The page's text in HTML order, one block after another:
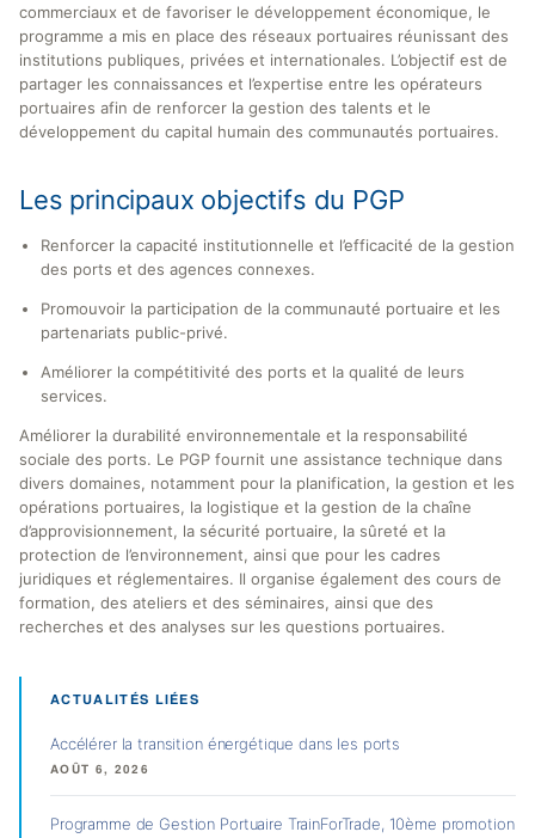
commerciaux et de favoriser le développement économique, le
programme a mis en place des réseaux portuaires réunissant des
institutions publiques, privées et internationales. L’objectif est de
partager les connaissances et l’expertise entre les opérateurs
portuaires afin de renforcer la gestion des talents et le
développement du capital humain des communautés portuaires.
Les principaux objectifs du PGP
Renforcer la capacité institutionnelle et l’efficacité de la gestion
des ports et des agences connexes.
Promouvoir la participation de la communauté portuaire et les
partenariats public-privé.
Améliorer la compétitivité des ports et la qualité de leurs
services.
Améliorer la durabilité environnementale et la responsabilité
sociale des ports. Le PGP fournit une assistance technique dans
divers domaines, notamment pour la planification, la gestion et les
opérations portuaires, la logistique et la gestion de la chaîne
d’approvisionnement, la sécurité portuaire, la sûreté et la
protection de l’environnement, ainsi que pour les cadres
juridiques et réglementaires. Il organise également des cours de
formation, des ateliers et des séminaires, ainsi que des
recherches et des analyses sur les questions portuaires.
ACTUALITÉS LIÉES
Accélérer la transition énergétique dans les ports
AOÛT 6, 2026
Programme de Gestion Portuaire TrainForTrade, 10ème promotion